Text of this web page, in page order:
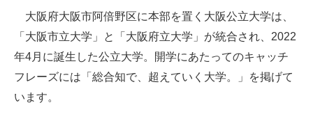
大阪府大阪市阿倍野区に本部を置く大阪公立大学は、
「大阪市立大学」と「大阪府立大学」が統合され、2022
年4月に誕生した公立大学。開学にあたってのキャッチ
フレーズには「総合知で、超えていく大学。」を掲げて
います。